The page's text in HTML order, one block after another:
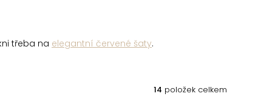
třeba na elegantní červené šaty.
14 položek celkem